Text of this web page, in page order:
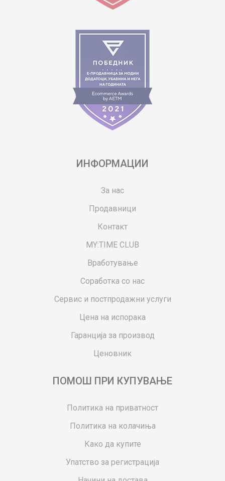
ИНФОРМАЦИИ
За нас
Продавници
Контакт
MY:TIME CLUB
Вработување
Соработка со нас
Сервис и постпродажни услуги
Цена на испорака
Гаранција за производ
Ценовник
ПОМОШ ПРИ КУПУВАЊЕ
Политика на приватност
Политика на колачиња
Како да купите
Упатство за регистрација